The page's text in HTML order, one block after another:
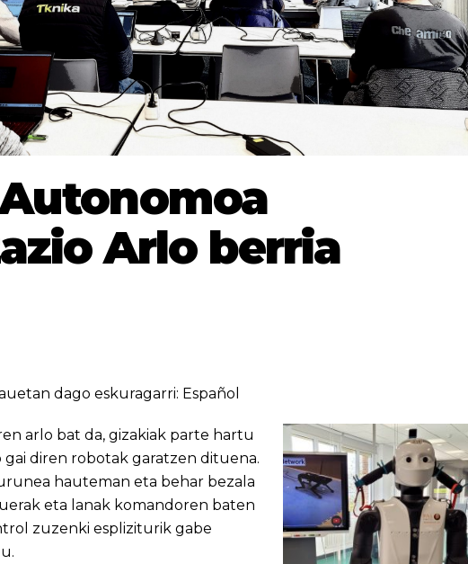
Arlo berria
dago eskuragarri: Español
arlo bat da, gizakiak parte hartu
diren robotak garatzen dituena.
hauteman eta behar bezala
eta lanak komandoren baten
zuzenki espliziturik gabe